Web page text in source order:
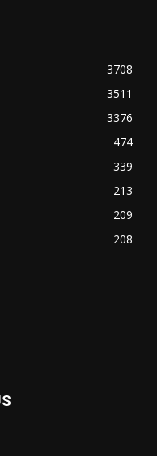
3708
3511
3376
474
339
213
209
208